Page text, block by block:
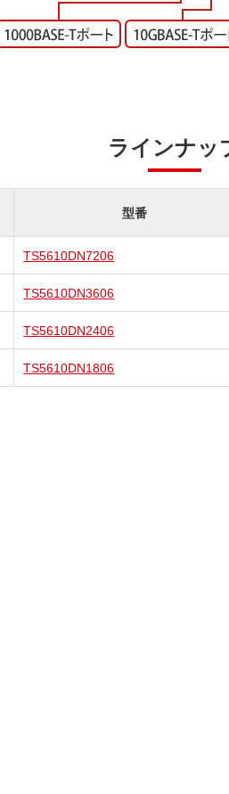
ラインナッ
型番
TS5610DN7206
TS5610DN3606
TS5610DN2406
TS5610DN1806